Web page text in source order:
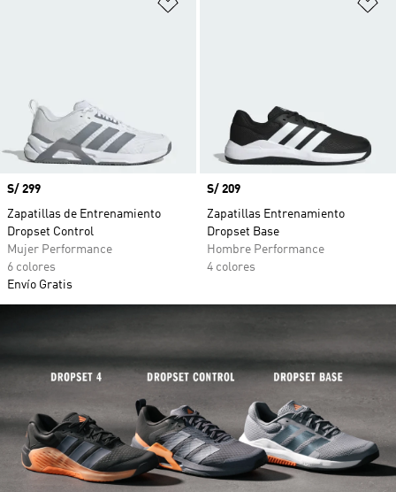
Precio
S/ 299
Zapatillas de Entrenamiento
Dropset Control
Mujer Performance
6 colores
Envío Gratis
Precio
S/ 209
Zapatillas Entrenamiento
Dropset Base
Hombre Performance
4 colores